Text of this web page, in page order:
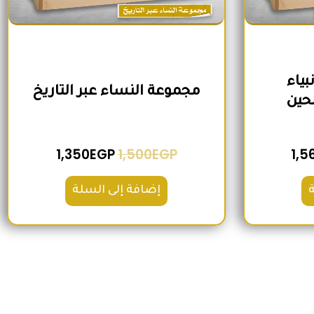
مجموعة النساء عبر التاريخ
1,500EGP
1,350EGP
إضافة إلى السلة